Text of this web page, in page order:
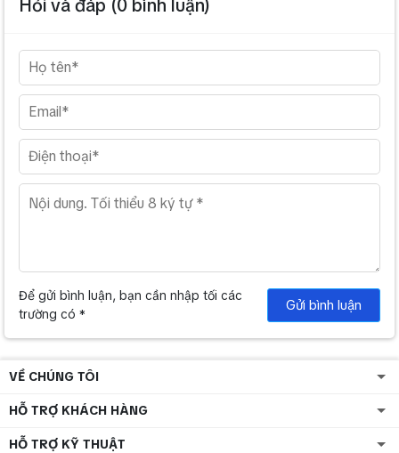
Hỏi và đáp (0 bình luận)
Để gửi bình luận, bạn cần nhập tối các
trường có *
Gửi bình luận
VỀ CHÚNG TÔI
HỖ TRỢ KHÁCH HÀNG
HỖ TRỢ KỸ THUẬT